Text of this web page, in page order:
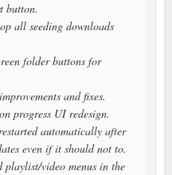
button.
all seeding downloads
folder buttons for
and fixes.
progress UI redesign.
automatically after
even if it should not to.
video menus in the